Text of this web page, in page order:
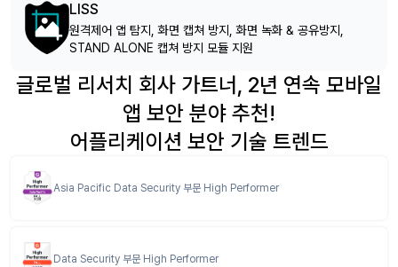
LISS
원격제어 앱 탐지, 화면 캡쳐 방지, 화면 녹화 & 공유방지,
STAND ALONE 캡쳐 방지 모듈 지원
글로벌 리서치 회사 가트너, 2년 연속 모바일
앱 보안 분야 추천!
어플리케이션 보안 기술 트렌드
Asia Pacific Data Security 부문 High Performer
Data Security 부문 High Performer